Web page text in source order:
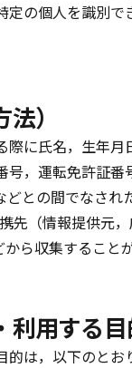
の個人を識別
）
に氏名，生年
，運転免許証
との間でなさ
先（情報提供元
ら収集すること
用する目
は，以下のとお